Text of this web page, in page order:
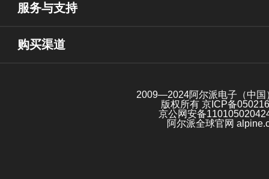
服务与支持
购买渠道
2009—2024阿尔派电子（中国
版权所有 京ICP备
京公网安备
阿尔派全球官网